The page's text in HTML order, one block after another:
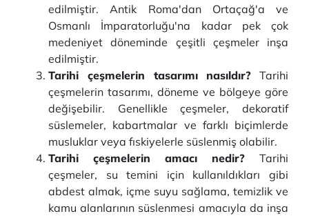
edilmiştir. Antik Roma'dan Ortaçağ'a ve
Osmanlı İmparatorluğu'na kadar pek çok
medeniyet döneminde çeşitli çeşmeler inşa
edilmiştir.
Tarihi çeşmelerin tasarımı nasıldır? Tarihi
çeşmelerin tasarımı, döneme ve bölgeye göre
değişebilir. Genellikle çeşmeler, dekoratif
süslemeler, kabartmalar ve farklı biçimlerde
musluklar veya fıskiyelerle süslenmiş olabilir.
Tarihi çeşmelerin amacı nedir? Tarihi
çeşmeler, su temini için kullanıldıkları gibi
abdest almak, içme suyu sağlama, temizlik ve
kamu alanlarının süslenmesi amacıyla da inşa